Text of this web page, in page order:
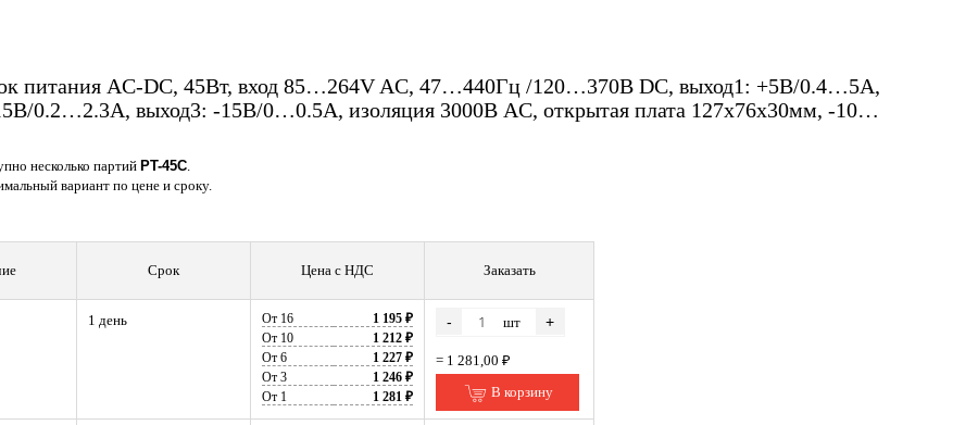
питания AC-DC, 45Вт, вход 85…264V AC, 47…440Гц /120…370В DC, выход1: +5В/0.4…5A,
0.2…2.3A, выход3: -15В/0…0.5A, изоляция 3000В AC, открытая плата 127х76х30мм, -10…
несколько партийPT-45C
вариант по цене и сроку.
Срок Цена с НДС Заказать
1 день От 16
1 195 ₽
От 10
1 212 ₽
От 6
1 227 ₽
От 3
1 246 ₽
От 1
1 281 ₽
- шт +
= 1 281,00 ₽
В корзину